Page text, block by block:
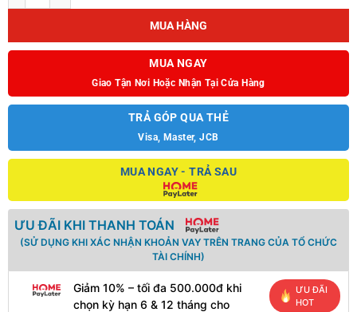
MUA HÀNG
MUA NGAY
Giao Tận Nơi Hoặc Nhận Tại Cửa Hàng
TRẢ GÓP QUA THẺ
Visa, Master, JCB
MUA NGAY - TRẢ SAU
ƯU ĐÃI KHI THANH TOÁN
(SỬ DỤNG KHI XÁC NHẬN KHOẢN VAY TRÊN TRANG CỦA TỔ CHỨC
TÀI CHÍNH)
Giảm 10% – tối đa 500.000đ khi
chọn kỳ hạn 6 & 12 tháng cho
ƯU ĐÃI
HOT